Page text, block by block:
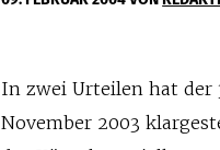
In zwei Urteilen hat der
November 2003